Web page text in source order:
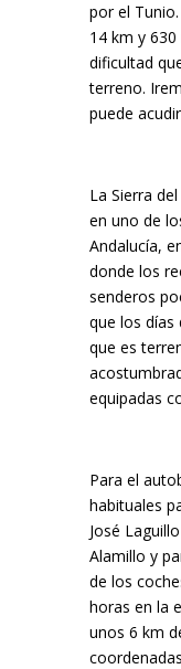
por el
14 km y
dificultad
terreno.
puede
La Sierra
en uno de
Andalucía,
donde los
senderos
que los días
que es
equipadas
Para el
habituales
José
Alamillo y
de los
horas en la
unos 6 km